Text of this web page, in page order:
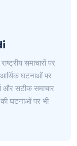
समाचारों पर
आर्थिक घटनाओं पर
और सटीक समाचार
घटनाओं पर भी